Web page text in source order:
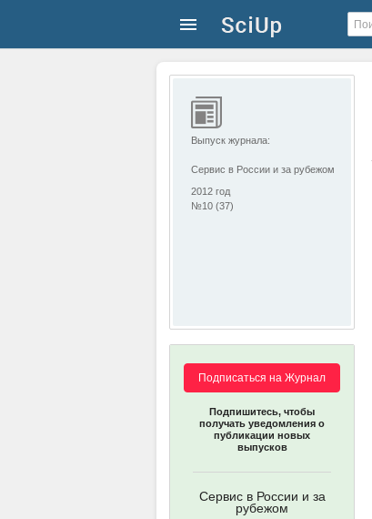
Выпуск журнала:
Сервис в России и за рубежом
2012 год
№10 (37)
Подписаться на Журнал
Подпишитесь, чтобы
получать уведомления о
публикации новых
выпусков
Сервис в России и за
рубежом